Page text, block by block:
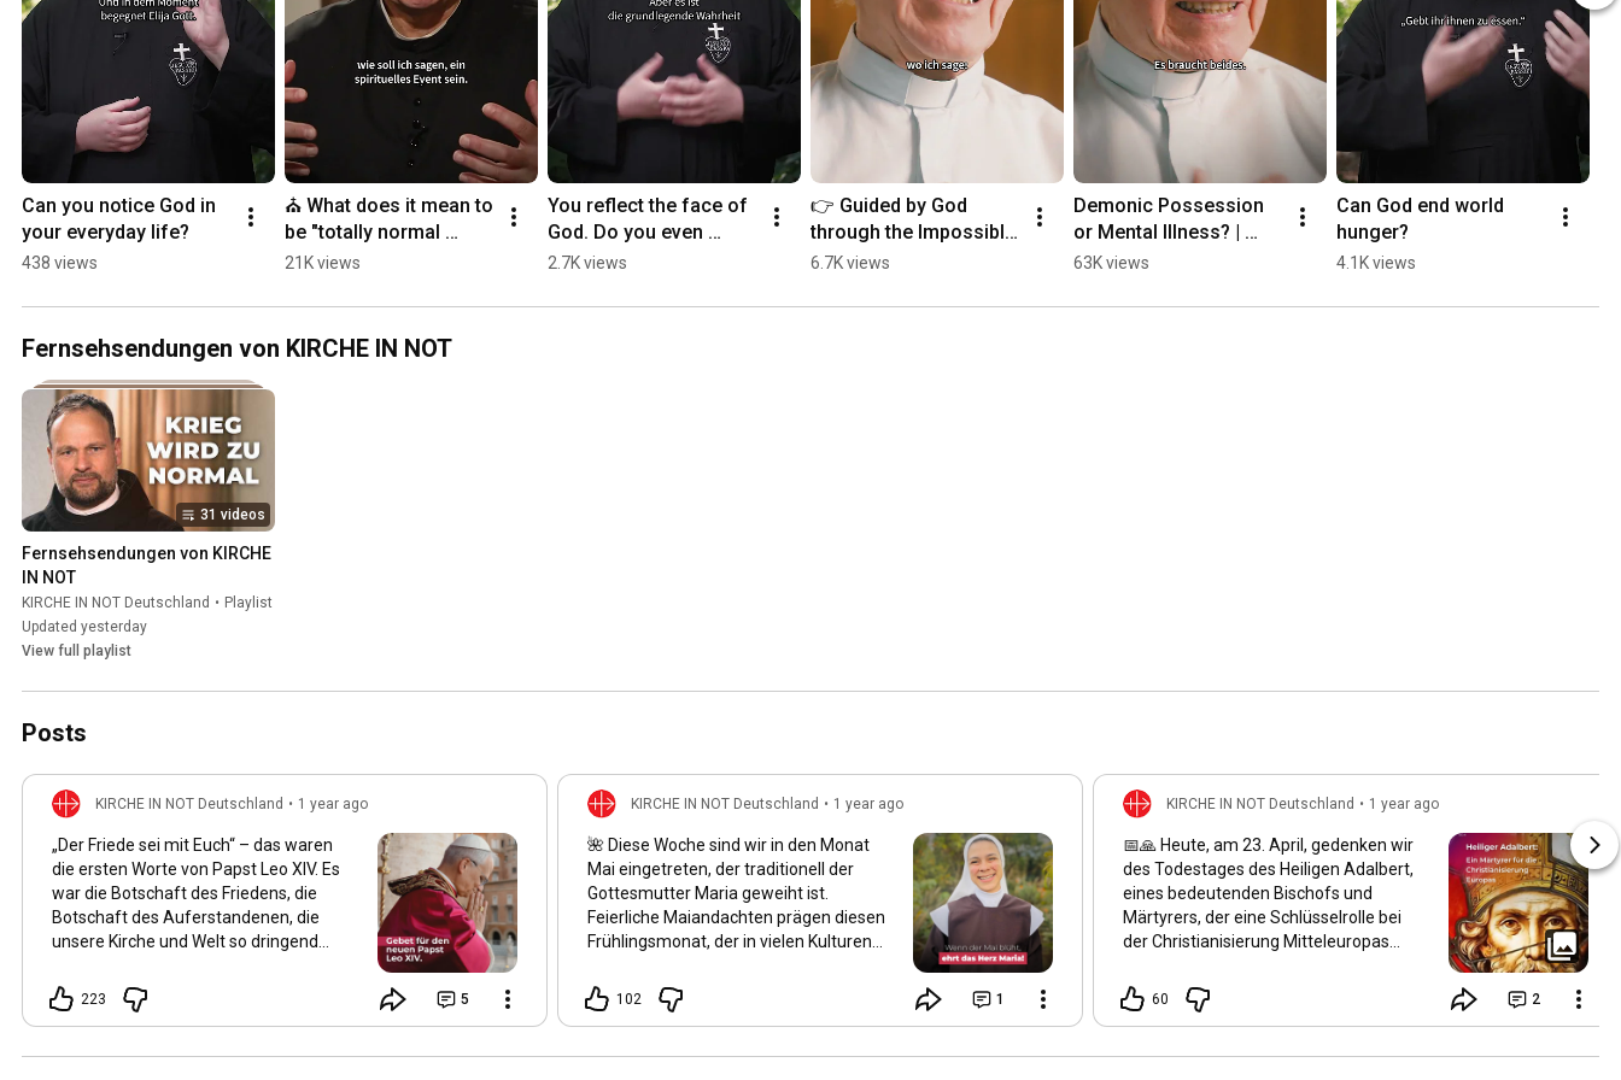
Can you notice God in
your everyday life?
438 views
⛪ What does it mean to
be "totally normal
Catholic"? | Father Karl
21K views
You reflect the face of
God. Do you even
realize that?
2.7K views
👉 Guided by God
through the Impossible
| Father Buob
6.7K views
Demonic Possession
or Mental Illness? |
Father Buob #church
#catholic
63K views
Can God end world
hunger?
4.1K views
Fernsehsendungen von KIRCHE IN NOT
31 videos
Fernsehsendungen von KIRCHE
IN NOT
KIRCHE IN NOT Deutschland • Playlist
Updated yesterday
View full playlist
Posts
KIRCHE IN NOT Deutschland • 1 year ago
„Der Friede sei mit Euch“ – das waren
die ersten Worte von Papst Leo XIV. Es
war die Botschaft des Friedens, die
Botschaft des Auferstandenen, die
unsere Kirche und Welt so dringend
Projektpartner. Wir konnten während
seiner Amtszeit als Bischof von
2023 zahlreiche Projekte in seiner
223 5
KIRCHE IN NOT Deutschland • 1 year ago
🌺 Diese Woche sind wir in den Monat
Mai eingetreten, der traditionell der
Gottesmutter Maria geweiht ist.
Feierliche Maiandachten prägen diesen
Frühlingsmonat, der in vielen Kulturen
wir spüren: Alles blüht auf, und die Natur
erwacht in ihrer ganzen Schönheit.
„schönste Blume“ der Schöpfung
102 1
KIRCHE IN NOT Deutschland • 1 year ago
📅🙏 Heute, am 23. April, gedenken wir
des Todestages des Heiligen Adalbert,
eines bedeutenden Bischofs und
Märtyrers, der eine Schlüsselrolle bei
der Christianisierung Mitteleuropas
wurde er der zweite Bischof von Prag
und setzte sich intensiv für die
Böhmen, Polen und Ungarn ein. Am 23.
60 2